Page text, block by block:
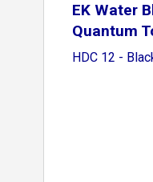
EK Water
Quantum
HDC 12 -